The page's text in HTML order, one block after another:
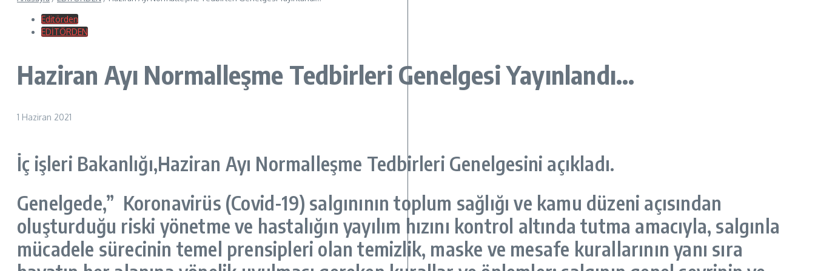
Editörden
EDİTÖRDEN
Haziran Ayı Normalleşme Tedbirleri Genelgesi Yayınlandı…
1 Haziran 2021
İç işleri Bakanlığı,Haziran Ayı Normalleşme Tedbirleri Genelgesini açıkladı.
Genelgede,” Koronavirüs (Covid-19) salgınının toplum sağlığı ve kamu düzeni açısından
oluşturduğu riski yönetme ve hastalığın yayılım hızını kontrol altında tutma amacıyla, salgınla
mücadele sürecinin temel prensipleri olan temizlik, maske ve mesafe kurallarının yanı sıra